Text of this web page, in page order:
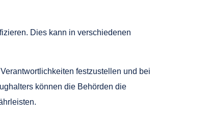
Dies kann in verschiedenen
festzustellen und bei
können die Behörden die